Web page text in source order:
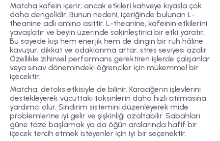
Matcha kafein içerir; ancak etkileri kahveye kıyasla çok
daha dengelidir. Bunun nedeni, içeriğinde bulunan L-
theanine adlı amino asittir. L-theanine, kafeinin etkilerini
yavaşlatır ve beyin üzerinde sakinleştirici bir etki yaratır.
Bu sayede kişi hem enerjik hem de dingin bir ruh hâline
kavuşur; dikkat ve odaklanma artar, stres seviyesi azalır.
Özellikle zihinsel performans gerektiren işlerde çalışanlar
veya sınav dönemindeki öğrenciler için mükemmel bir
içecektir.
Matcha, detoks etkisiyle de bilinir. Karaciğerin işlevlerini
destekleyerek vücuttaki toksinlerin daha hızlı atılmasına
yardımcı olur. Sindirim sistemini düzenleyerek mide
problemlerine iyi gelir ve şişkinliği azaltabilir. Sabahları
güne taze başlamak ya da öğün aralarında hafif bir
içecek tercih etmek isteyenler için iyi bir seçenektir.